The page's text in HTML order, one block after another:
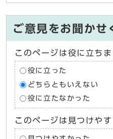
ご意見をお聞かせ
このページは役に立ちま
役に立った
どちらともいえない
役に立たなかった
このページは見つけや